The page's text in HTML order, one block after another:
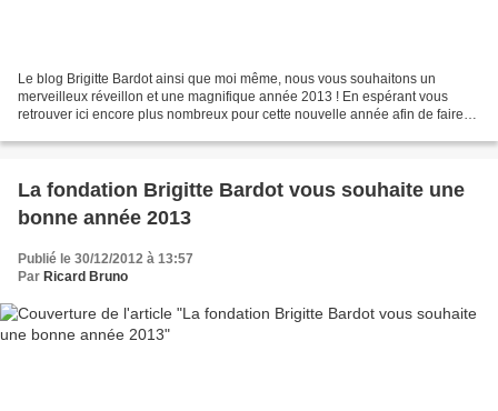
Le blog Brigitte Bardot ainsi que moi même, nous vous souhaitons un
merveilleux réveillon et une magnifique année 2013 ! En espérant vous
retrouver ici encore plus nombreux pour cette nouvelle année afin de faire
La fondation Brigitte Bardot vous souhaite une
bonne année 2013
Publié le 30/12/2012 à 13:57
Par Ricard Bruno